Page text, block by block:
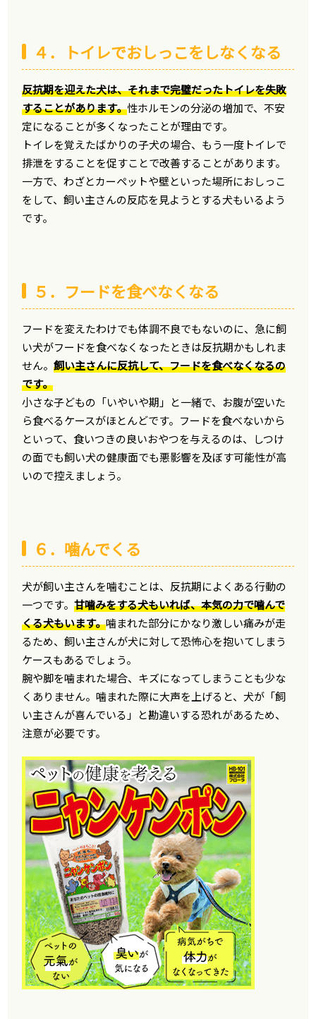
４．トイレでおしっこをしなくなる
反抗期を迎えた犬は、それまで完璧だったトイレを失敗
することがあります。性ホルモンの分泌の増加で、不安
定になることが多くなったことが理由です。
トイレを覚えたばかりの子犬の場合、もう一度トイレで
排泄をすることを促すことで改善することがあります。
一方で、わざとカーペットや壁といった場所におしっこ
をして、飼い主さんの反応を見ようとする犬もいるよう
です。
５．フードを食べなくなる
フードを変えたわけでも体調不良でもないのに、急に飼
い犬がフードを食べなくなったときは反抗期かもしれま
せん。飼い主さんに反抗して、フードを食べなくなるの
です。
小さな子どもの「いやいや期」と一緒で、お腹が空いた
ら食べるケースがほとんどです。フードを食べないから
といって、食いつきの良いおやつを与えるのは、しつけ
の面でも飼い犬の健康面でも悪影響を及ぼす可能性が高
いので控えましょう。
６．噛んでくる
犬が飼い主さんを噛むことは、反抗期によくある行動の
一つです。甘噛みをする犬もいれば、本気の力で噛んで
くる犬もいます。噛まれた部分にかなり激しい痛みが走
るため、飼い主さんが犬に対して恐怖心を抱いてしまう
ケースもあるでしょう。
腕や脚を噛まれた場合、キズになってしまうことも少な
くありません。噛まれた際に大声を上げると、犬が「飼
い主さんが喜んでいる」と勘違いする恐れがあるため、
注意が必要です。